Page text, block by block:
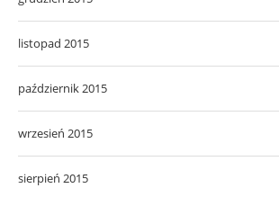
listopad 2015
październik 2015
wrzesień 2015
sierpień 2015